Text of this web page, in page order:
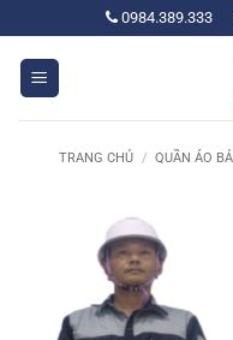
qua
dung
0984.389.333
TRANG CHỦ / QUẦN ÁO